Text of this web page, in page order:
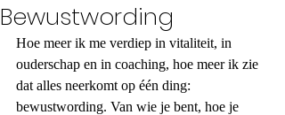
Bewustwording
Hoe meer ik me verdiep in vitaliteit, in
ouderschap en in coaching, hoe meer ik zie
dat alles neerkomt op één ding:
bewustwording. Van wie je bent, hoe je